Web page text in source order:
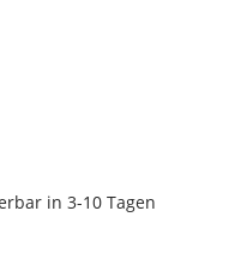
in 3-10 Tagen